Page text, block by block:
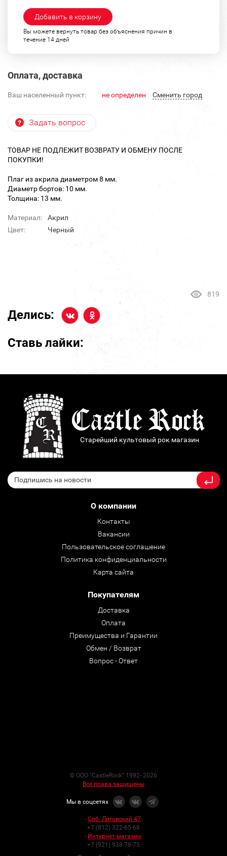
Добавить в корзину
Вы можете вернуть товар без объяснения причин в
течение 14 дней
Оплата, доставка
Ваш населенный пункт: не определен Cменить город
Задать вопрос
ТОВАР НЕ ПОДЛЕЖИТ ВОЗВРАТУ И ОБМЕНУ ПОСЛЕ
ПОКУПКИ!
Плаг из акрила диаметром 8 мм.
Диаметр бортов: 10 мм.
Толщина: 13 мм.
Материал:
Акрил
Цвет:
Черный
819
Делись:
Ставь лайки:
Старейший культовый рок магазин
О компании
Контакты
Вакансии
Пользовательское соглашение
Политика конфиденциальности
Карта сайта
Покупателям
Доставка
Оплата
Преимущества и Гарантии
Обмен / Возврат
Вопрос - Ответ
© ООО "CastleRock" 1992- 2026
Все права защищены
Мы в соцсетях
- Спб. Лиговский 47:
+7 (812) 322-65-68
- Интернет-магазин:
+7 (921) 938-78-75